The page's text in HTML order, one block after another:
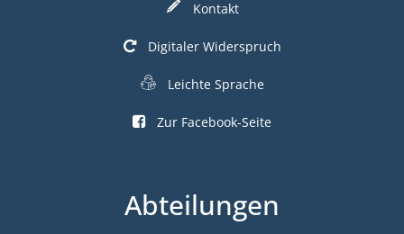
Kontakt
Digitaler Widerspruch
Leichte Sprache
Zur Facebook-Seite
Abteilungen